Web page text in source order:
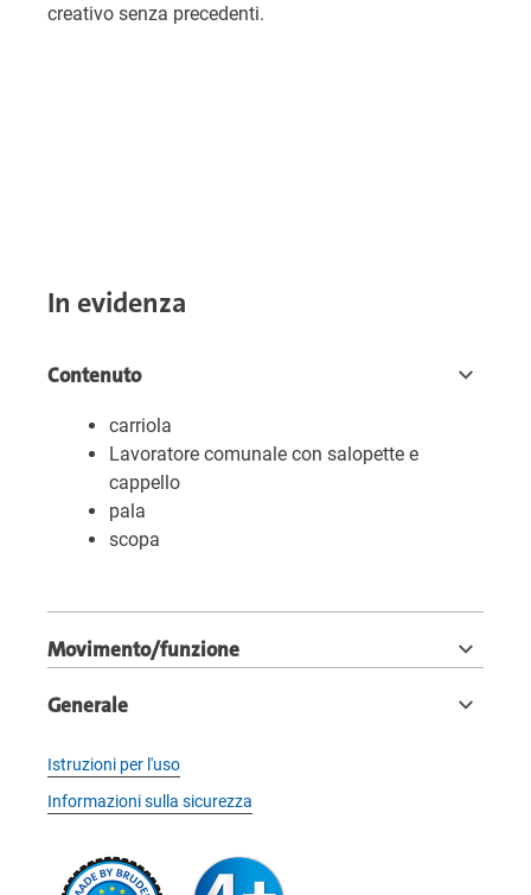
creativo senza precedenti.
In evidenza
Contenuto
carriola
Lavoratore comunale con salopette e
cappello
pala
scopa
Movimento/funzione
Generale
Istruzioni per l'uso
Informazioni sulla sicurezza